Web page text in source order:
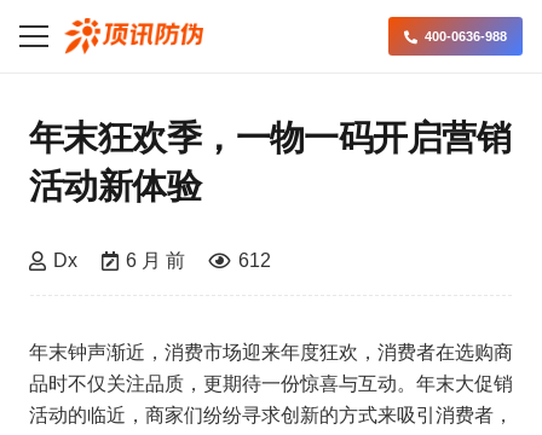
400-0636-988
年末狂欢季，一物一码开启营销
活动新体验
Dx 6 月 前 612
年末钟声渐近，消费市场迎来年度狂欢，消费者在选购商
品时不仅关注品质，更期待一份惊喜与互动。年末大促销
活动的临近，商家们纷纷寻求创新的方式来吸引消费者，